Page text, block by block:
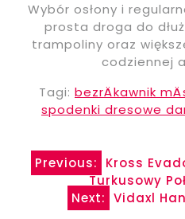
Wybór osłony i
prosta droga do
trampoliny oraz
codziennej
Tagi: bezrÄkawnik
spodenki dresowe
Nawigacja
wpisu
Previous:
Kross
Turkusowy
Next: Vidaxl